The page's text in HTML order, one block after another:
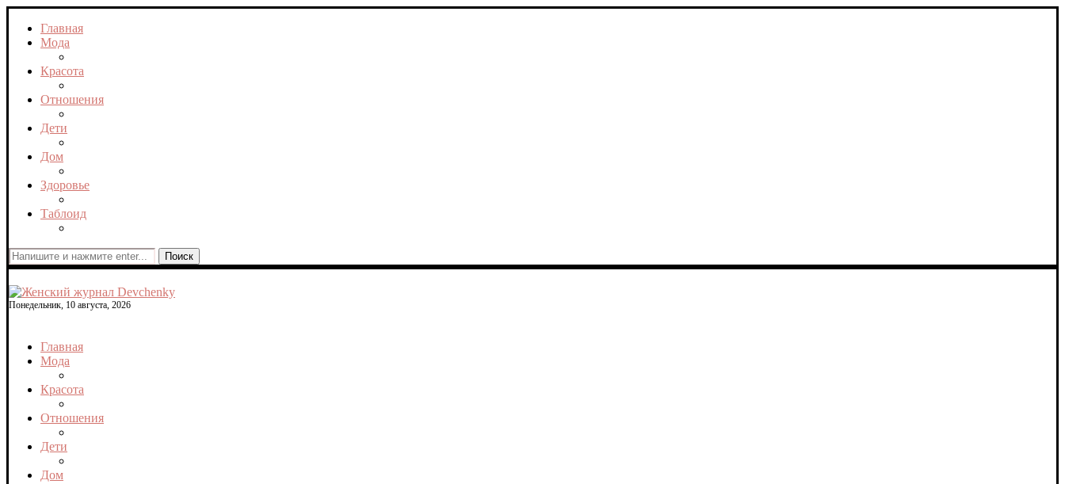
Главная
Мода
Красота
Отношения
Дети
Дом
Здоровье
Таблоид
Поиск
Понедельник, 10 августа, 2026
Главная
Мода
Красота
Отношения
Дети
Дом